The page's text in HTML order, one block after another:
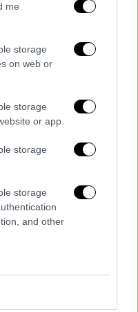
me
storage
on web or
storage
or app.
storage
storage
and other
14:01
65 κρούσματα
σε ΜΕΘ
13:55
στην